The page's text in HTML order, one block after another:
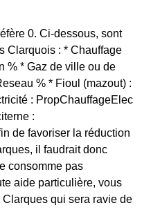
0. Ci-dessous, sont
Clarquois : * Chauffage
% * Gaz de ville ou de
% * Fioul (mazout) :
: PropChauffageElec
:
de favoriser la réduction
il faudrait donc
consomme pas
aide particulière, vous
qui sera ravie de